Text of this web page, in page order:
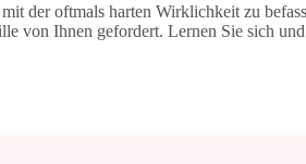
der oftmals harten Wirklichkeit zu
Ihnen gefordert. Lernen Sie sich